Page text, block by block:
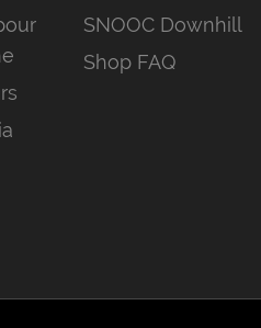
SNOOC Downhill
Shop FAQ